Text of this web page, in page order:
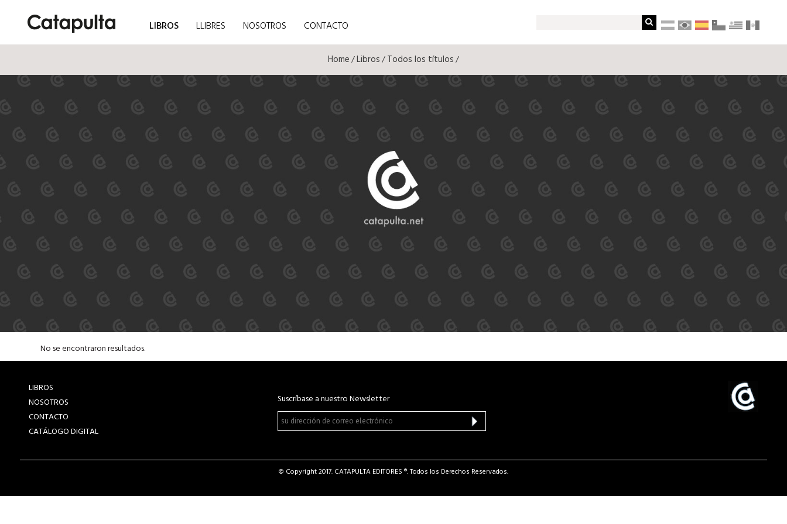
LIBROS LLIBRES NOSOTROS CONTACTO
Home/Libros/Todos los títulos/
No se encontraron resultados.
LIBROS
NOSOTROS
CONTACTO
CATÁLOGO DIGITAL
Suscríbase a nuestro Newsletter
© Copyright 2017. CATAPULTA EDITORES ®. Todos los Derechos Reservados.